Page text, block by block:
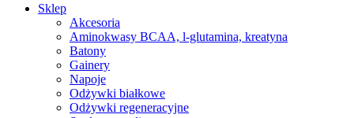
Sklep
Akcesoria
Aminokwasy BCAA, l-glutamina, kreatyna
Batony
Gainery
Napoje
Odżywki białkowe
Odżywki regeneracyjne